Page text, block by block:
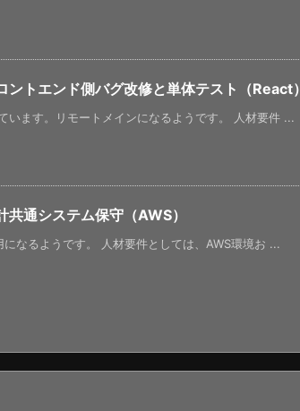
ントエンド側バグ改修と単体テスト（React）
います。リモートメインになるようです。 人材要件 ...
共通システム保守（AWS）
なるようです。 人材要件としては、AWS環境お ...